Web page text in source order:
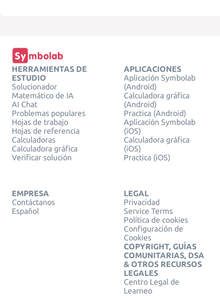
HERRAMIENTAS DE
ESTUDIO
Solucionador
Matemático de IA
AI Chat
Problemas populares
Hojas de trabajo
Hojas de referencia
Calculadoras
Calculadora gráfica
Verificar solución
APLICACIONES
Aplicación Symbolab
(Android)
Calculadora gráfica
(Android)
Practica (Android)
Aplicación Symbolab
(iOS)
Calculadora gráfica
(iOS)
Practica (iOS)
EMPRESA
Contáctanos
Español
LEGAL
Privacidad
Service Terms
Política de cookies
Configuración de
Cookies
COPYRIGHT, GUÍAS
COMUNITARIAS, DSA
& OTROS RECURSOS
LEGALES
Centro Legal de
Learneo